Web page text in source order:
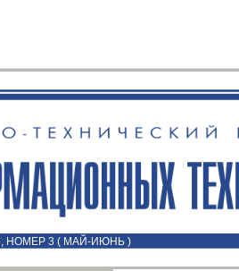
НОМЕР 3 ( МАЙ-ИЮНЬ )